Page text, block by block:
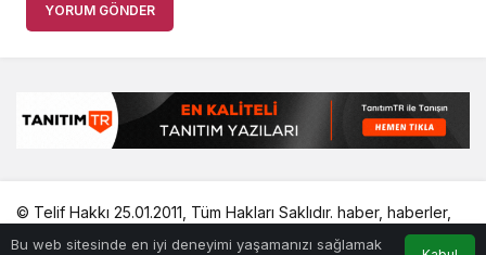
YORUM GÖNDER
Bu web sitesinde en iyi deneyimi yaşamanızı sağlamak
© Telif Hakkı 25.01.2011, Tüm Hakları Saklıdır. haber, haberler,
sağlıklı,
eshaber,kadın, habertr